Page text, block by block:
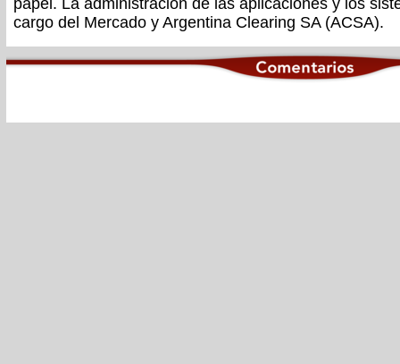
papel. La administración de las aplicaciones y los
cargo del Mercado y Argentina Clearing SA (ACSA).